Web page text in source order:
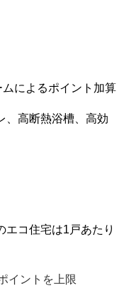
によるポイント加算
、高断熱浴槽、高効
エコ住宅は1戸あたり
イントを上限